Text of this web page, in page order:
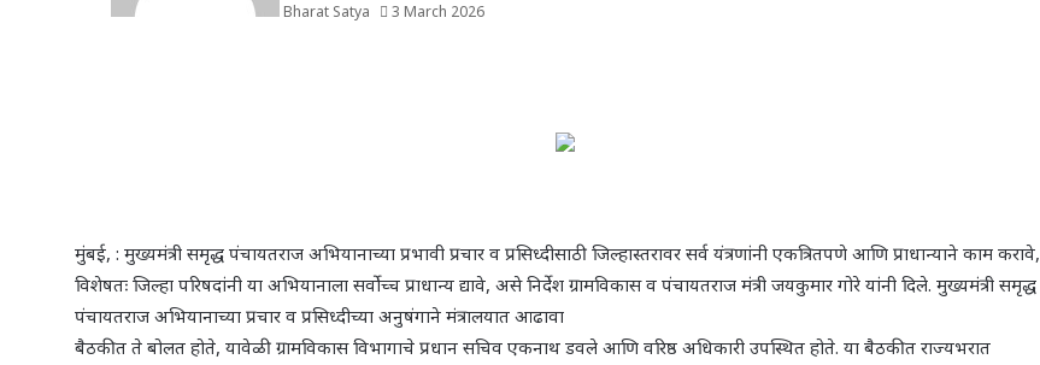
Bharat Satya 3 March 2026
मुंबई, : मुख्यमंत्री समृद्ध पंचायतराज अभियानाच्या प्रभावी प्रचार व प्रसिध्दीसाठी जिल्हास्तरावर सर्व यंत्रणांनी एकत्रितपणे आणि प्राधान्याने काम करावे,
विशेषतः जिल्हा परिषदांनी या अभियानाला सर्वोच्च प्राधान्य द्यावे, असे निर्देश ग्रामविकास व पंचायतराज मंत्री जयकुमार गोरे यांनी दिले. मुख्यमंत्री समृद्ध
पंचायतराज अभियानाच्या प्रचार व प्रसिध्दीच्या अनुषंगाने मंत्रालयात आढावा
बैठकीत ते बोलत होते, यावेळी ग्रामविकास विभागाचे प्रधान सचिव एकनाथ डवले आणि वरिष्ठ अधिकारी उपस्थित होते. या बैठकीत राज्यभरात